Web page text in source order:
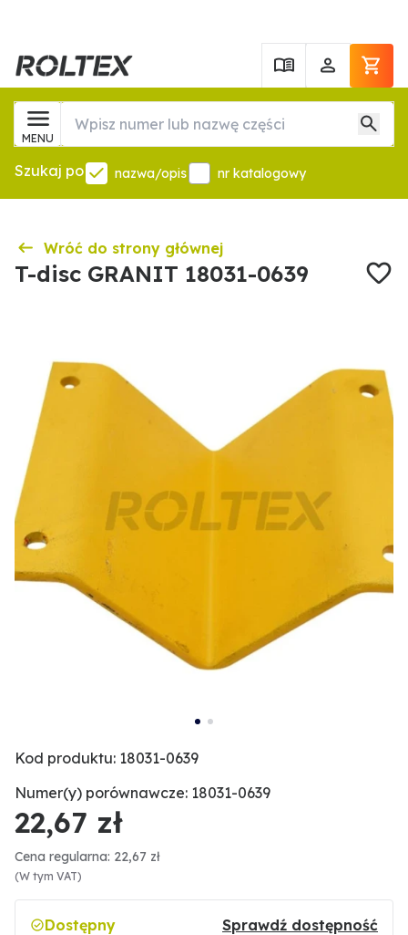
MENU
Szukaj po nazwa/opis nr katalogowy
Wróć do strony głównej
T-disc GRANIT 18031-0639
Kod produktu: 18031-0639
Numer(y) porównawcze: 18031-0639
22,67 zł
Cena regularna: 22,67 zł
(W tym VAT)
Dostępny Sprawdź dostępność